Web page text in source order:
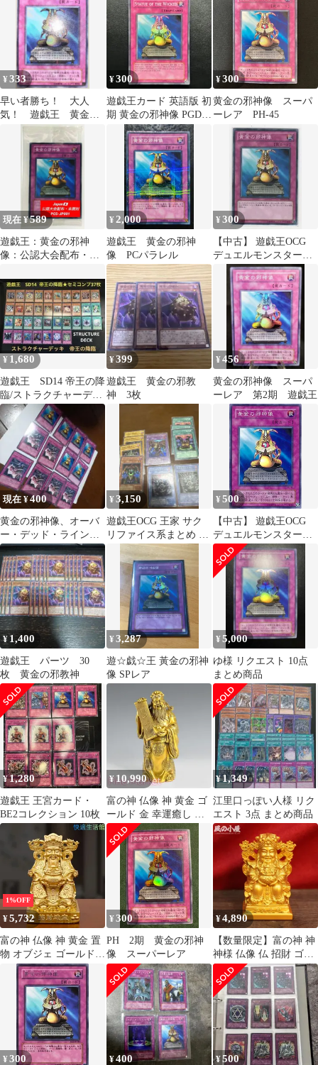
¥333
早い者勝ち！ 大人
気！ 遊戯王 黄金の
邪神像 PH-45 スー
パーレア 初版
¥300
遊戯王カード 英語版 初
期 黄金の邪神像 PGD
スーパーレア
¥300
黄金の邪神像 スーパ
ーレア PH-45
現在 ¥589
遊戯王：黄金の邪神
像：公認大会配布・未
¥ 2,000
遊戯王 黄金の邪神
像 PCパラレル
¥300
【中古】 遊戯王OCG
デュエルモンスターズ
黄金の邪神像 BE02
BE02-JP198
¥ 1,680
遊戯王 SD14 帝王の降
臨/ストラクチャーデッ
キ ★セミコンプ37枚
セット
¥399
遊戯王 黄金の邪教
神 3枚
¥456
黄金の邪神像 スーパ
ーレア 第2期 遊戯王
現在 ¥400
黄金の邪神像、オーバ
ー・デッド・ライン、
12枚セット 遊戯王
¥3,150
遊戯王OCG 王家 サク
リファイス系まとめ 聖
獣セルケト 他 傷あり
¥500
【中古】 遊戯王OCG
デュエルモンスターズ
黄金の邪神像 PH PH-45
SR
¥1,400
遊戯王 パーツ 30
枚 黄金の邪教神
¥3,287
遊☆戯☆王 黃金の邪神
像 SPレア
¥5,000
ゆ様 リクエスト 10点
まとめ商品
¥1,280
遊戯王 王宮カード・
BE2コレクション 10枚
¥ 10,990
富の神 仏像 神 黄金 ゴ
ールド 金 幸運癒し 浄
化 開運 恋愛運 結婚運
対人運 仕事運 金運魔除
置物 オブジェ 玄関 オ
フィス スピリチュアル
神秘 インテリア
¥1,349
江里口っぽい人様 リク
エスト 3点 まとめ商品
1%OFF
¥5,732
富の神 仏像 神 黄金 置
物 オブジェ ゴールド
金 幸運 癒し 浄化 幸運
開運 恋愛運 結婚運 対
人運 仕事運 金運 魔除
スピリチュアル 神秘 イ
ンテリア 玄関 オフィス
zw617
¥300
PH 2期 黄金の邪神
像 スーパーレア
¥4,890
【数量限定】富の神 神
神様 仏像 仏 招財 ゴー
ルド 金 黄金 幸運癒し
浄化 幸運 開運 恋愛運
結婚運 神秘 インテリア
玄関 オフィス 対人運
仕事運 金運魔除 置物
¥300 ¥400 ¥500